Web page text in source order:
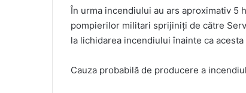
În urma incendiului au ars aproximativ 5
pompierilor militari sprijiniți de către
la lichidarea incendiului înainte ca acesta
Cauza probabilă de producere a